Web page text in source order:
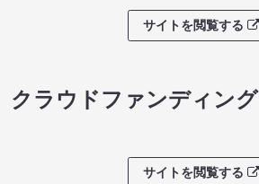
サイトを閲覧する
クラウドファンディング
サイトを閲覧する